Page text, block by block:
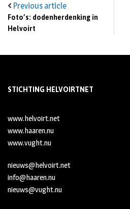
Previous article
Foto’s: dodenherdenking in
Helvoirt
STICHTING HELVOIRTNET
www.helvoirt.net
www.haaren.nu
www.vught.nu
nieuws@helvoirt.net
info@haaren.nu
nieuws@vught.nu